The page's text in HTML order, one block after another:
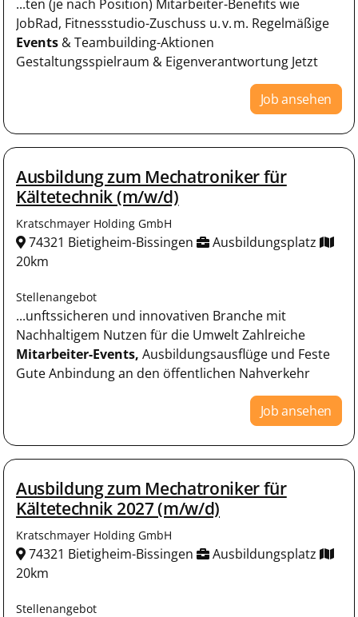
...ten (je nach Position) Mitarbeiter-Benefits wie
JobRad, Fitnessstudio-Zuschuss u. v. m. Regelmäßige
Events & Teambuilding-Aktionen
Gestaltungsspielraum & Eigenverantwortung Jetzt
Job ansehen
Ausbildung zum Mechatroniker für
Kältetechnik (m/w/d)
Kratschmayer Holding GmbH
74321 Bietigheim-Bissingen
Ausbildungsplatz
20km
Stellenangebot
...unftssicheren und innovativen Branche mit
Nachhaltigem Nutzen für die Umwelt Zahlreiche
Mitarbeiter-Events, Ausbildungsausflüge und Feste
Gute Anbindung an den öffentlichen Nahverkehr
Job ansehen
Ausbildung zum Mechatroniker für
Kältetechnik 2027 (m/w/d)
Kratschmayer Holding GmbH
74321 Bietigheim-Bissingen
Ausbildungsplatz
20km
Stellenangebot